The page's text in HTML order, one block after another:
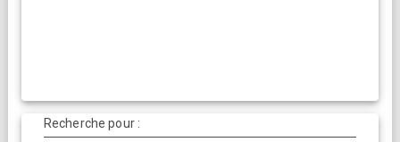
Recherche pour :